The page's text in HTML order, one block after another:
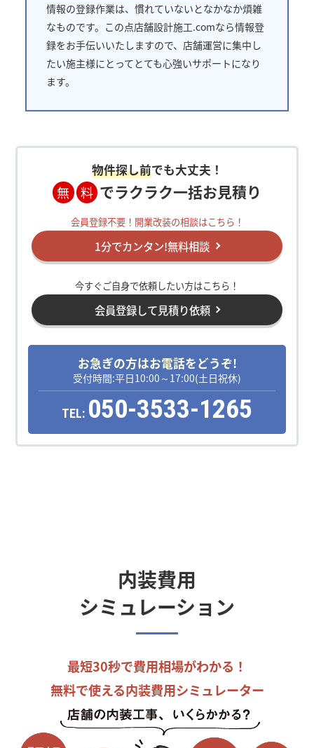
情報の登録作業は、慣れていないとなかなか煩雑
なものです。この点店舗設計施工.comなら情報登
録をお手伝いいたしますので、店舗運営に集中し
たい施主様にとってとても心強いサポートになり
ます。
物件探し前でも大丈夫！
無 料 でラクラク一括お見積り
会員登録不要！開業改装の相談はこちら！
1分でカンタン!無料相談
今すぐご自身で依頼したい方はこちら！
会員登録して見積り依頼
お急ぎの方はお電話をどうぞ!
受付時間:平日10:00～17:00(土日祝休)
TEL: 050-3533-1265
内装費用
シミュレーション
最短30秒で費用相場がわかる！
無料で使える内装費用シミュレーター